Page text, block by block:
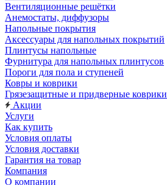
Вентиляционные решётки
Анемостаты, диффузоры
Напольные покрытия
Аксессуары для напольных покрытий
Плинтусы напольные
Фурнитура для напольных плинтусов
Пороги для пола и ступеней
Ковры и коврики
Грязезащитные и придверные коврики
Акции
Услуги
Как купить
Условия оплаты
Условия доставки
Гарантия на товар
Компания
О компании